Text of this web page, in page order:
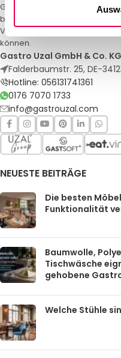
Gastro Uzal – Ihr Spezialist für
bieten maßgeschneiderte
Veranstaltungen. Qualität und
können.
Gastro Uzal GmbH & Co. KG
Falderbaumstr. 25, DE-
Hotline: 056131741361
0176 7070 1733
info@gastrouzal.com
NEUESTE BEITRÄGE
Die besten
Funktionalität
Baumwolle,
Tischwäsche
gehobene
Welche Stühle